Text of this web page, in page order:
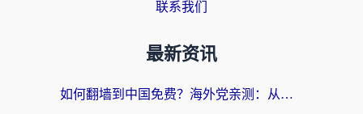
联系我们
最新资讯
如何翻墙到中国免费？海外党亲测：从踩坑到选对加速器的全攻略